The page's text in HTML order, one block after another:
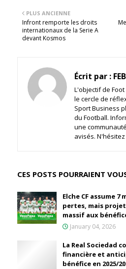
PLUS ANCIENNE
Infront remporte les droits
internationaux de la Serie A
devant Kosmos
Écrit par : FEB
L'objectif de
le cercle de
Sport Business
du Football.
une
avisés.
CES POSTS POURRAIENT
Elche CF assume
pertes, mais
massif aux
January 04, 2026
La Real Sociedad
financière et
bénéfice en 2025/